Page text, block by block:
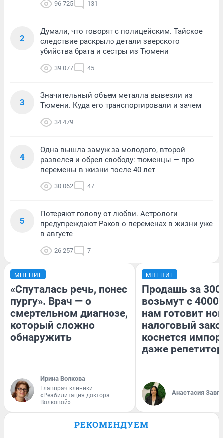
96 725 131
2
Думали, что говорят с полицейским. Тайское
следствие раскрыло детали зверского
убийства брата и сестры из Тюмени
39 077 45
3
Значительный объем металла вывезли из
Тюмени. Куда его транспортировали и зачем
34 479
4
Одна вышла замуж за молодого, второй
развелся и обрел свободу: тюменцы — про
перемены в жизни после 40 лет
30 062 47
5
Потеряют голову от любви. Астрологи
предупреждают Раков о переменах в жизни уже
в августе
26 257 7
МНЕНИЕ
«Спуталась речь, понес
пургу». Врач — о
смертельном диагнозе,
который сложно
обнаружить
Ирина Волкова
Главврач клиники
«Реабилитация доктора
Волковой»
МНЕНИЕ
Продашь за
возьмут с
нам готовит
налоговый
коснется
даже
Анастасия
РЕКОМЕНДУЕМ